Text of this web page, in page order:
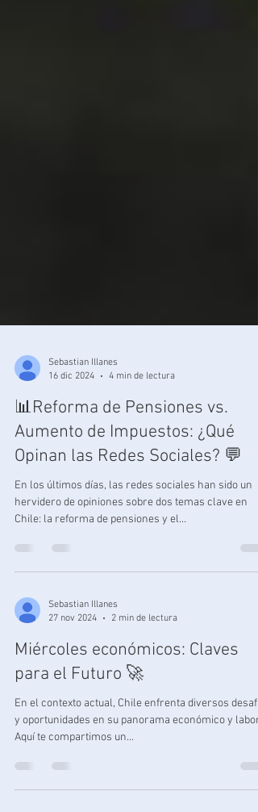
Sebastian Illanes
16 dic 2024
4 min de lectura
📊Reforma de Pensiones vs.
Aumento de Impuestos: ¿Qué
Opinan las Redes Sociales? 💬
hervidero de opiniones sobre dos temas clave en
Sebastian Illanes
27 nov 2024
2 min de lectura
Miércoles económicos: Claves
para el Futuro 🚀
y oportunidades en su panorama económico y